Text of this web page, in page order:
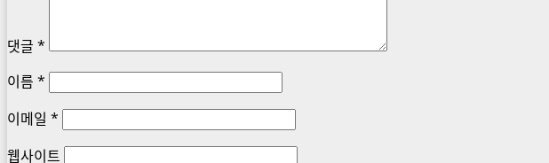
댓글 *
이름 *
이메일 *
웹사이트